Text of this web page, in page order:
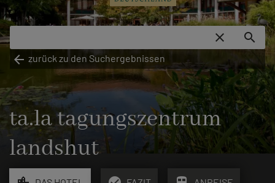
close
search
arrow_back zurück zu den Suchergebnissen
ta.la tagungszentrum
landshut